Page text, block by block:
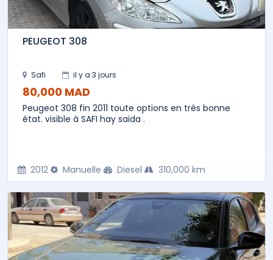
PEUGEOT 308
Safi il y a 3 jours
80,000 MAD
Peugeot 308 fin 2011 toute options en très bonne
état. visible à SAFI hay saida .
2012 Manuelle Diesel 310,000 km